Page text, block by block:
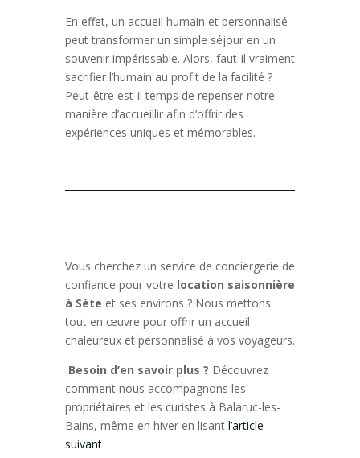
En effet, un accueil humain et personnalisé
peut transformer un simple séjour en un
souvenir impérissable. Alors, faut-il vraiment
sacrifier l’humain au profit de la facilité ?
Peut-être est-il temps de repenser notre
manière d’accueillir afin d’offrir des
expériences uniques et mémorables.
Vous cherchez un service de conciergerie de
confiance pour votre location saisonnière
à Sète et ses environs ? Nous mettons
tout en œuvre pour offrir un accueil
chaleureux et personnalisé à vos voyageurs.
Besoin d’en savoir plus ? Découvrez
comment nous accompagnons les
propriétaires et les curistes à Balaruc-les-
Bains, même en hiver en lisantl’article
suivant